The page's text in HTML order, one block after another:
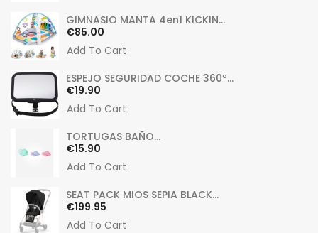
GIMNASIO MANTA 4en1 KICKIN...
Price
€85.00
Add To Cart
ESPEJO SEGURIDAD COCHE 360º...
Price
€19.90
Add To Cart
TORTUGAS BAÑO...
Price
€15.90
Add To Cart
SEAT PACK MIOS SEPIA BLACK...
Price
€199.95
Add To Cart